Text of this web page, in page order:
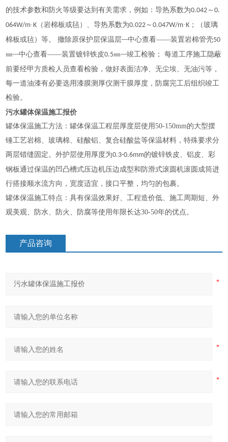
的技术参数和防火等级要达到有关需求，例如：导热系数为0.042 ～0.
064W/m·K （岩棉板或毡）、导热系数为0.022 ～0.047W/m·K ；（玻璃
棉板或毡）等。 撤除原保护层保温层---中心查看――装置岩棉管壳50
㎜---中心查看――装置镀锌铁皮0.5㎜---竣工检验； 每道工序施工隐蔽
前要经甲方质检人员查看检验，做好表面洁净、无尘埃、无油污等，
每一道油漆有必要选用漆膜测厚仪测干膜厚度，防腐完工后组织竣工
检验。
污水罐体保温施工报价
罐体保温施工方法：罐体保温工程层厚度层使用50-150mm的大型摆
锤工艺岩棉、玻璃棉、硅酸铝、复合硅酸盐等保温材料，特殊要求分
两层错缝固定。外护层使用厚度为0.3-0.6mm的镀锌铁皮、铝皮、彩
钢板通过保温的凹凸槽式压边机压边成型和防滑式滚圆机滚圆成筒进
行搭接顺水流方向，宽度适宜，接口平整，均匀的包裹。
罐体保温施工特点：具有保温效果好、工程造价低、施工周期短、外
观美观、防水、防火、防腐等使用年限长达30-50年的优点。
产品咨询